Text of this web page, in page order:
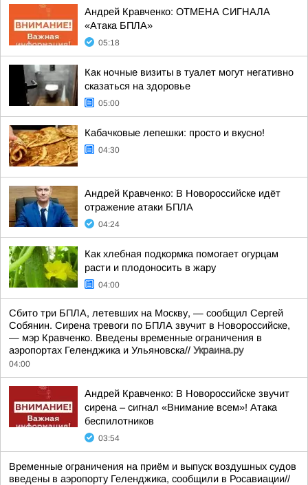
Андрей Кравченко: ОТМЕНА СИГНАЛА
«Атака БПЛА»
05:18
Как ночные визиты в туалет могут негативно
сказаться на здоровье
05:00
Кабачковые лепешки: просто и вкусно!
04:30
Андрей Кравченко: В Новороссийске идёт
отражение атаки БПЛА
04:24
Как хлебная подкормка помогает огурцам
расти и плодоносить в жару
04:00
Сбито три БПЛА, летевших на Москву, — сообщил Сергей
Собянин. Сирена тревоги по БПЛА звучит в Новороссийске,
— мэр Кравченко. Введены временные ограничения в
аэропортах Геленджика и Ульяновска// Украина.ру
04:00
Андрей Кравченко: В Новороссийске звучит
сирена – сигнал «Внимание всем»! Атака
беспилотников
03:54
Временные ограничения на приём и выпуск воздушных судов
введены в аэропорту Геленджика, сообщили в Росавиации//